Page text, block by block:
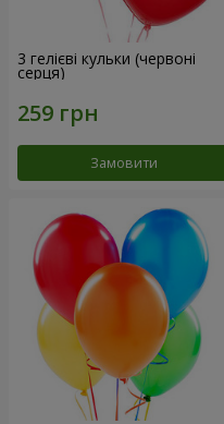
3 гелієві кульки (червоні
серця)
Замовити